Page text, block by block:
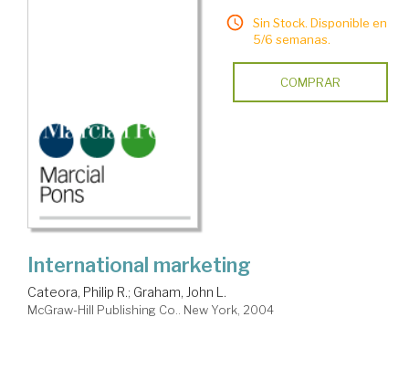
Sin Stock. Disponible en
5/6 semanas.
COMPRAR
International marketing
Cateora, Philip R.; Graham, John L.
McGraw-Hill Publishing Co.. New York, 2004